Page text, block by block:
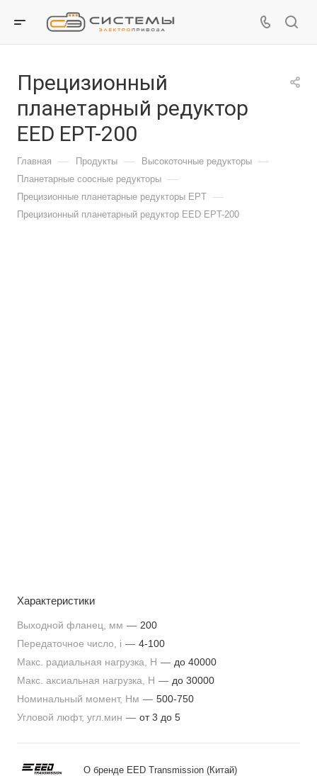
Прецизионный
планетарный редуктор
EED EPT-200
Главная — Продукты — Высокоточные редукторы —
Планетарные соосные редукторы —
Прецизионные планетарные редукторы EPT —
Прецизионный планетарный редуктор EED EPT-200
Характеристики
Выходной фланец, мм — 200
Передаточное число, i — 4-100
Макс. радиальная нагрузка, H — до 40000
Макс. аксиальная нагрузка, Н — до 30000
Номинальный момент, Нм — 500-750
Угловой люфт, угл.мин — от 3 до 5
О бренде EED Transmission (Китай)